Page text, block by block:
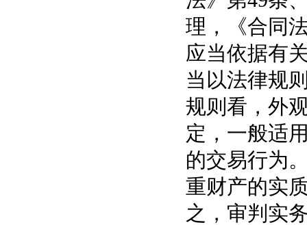
理，《合同
应当依据有
当以法律规
规则看，外
定 ， 一般适
的交易行为
重财产的实
之，审判实